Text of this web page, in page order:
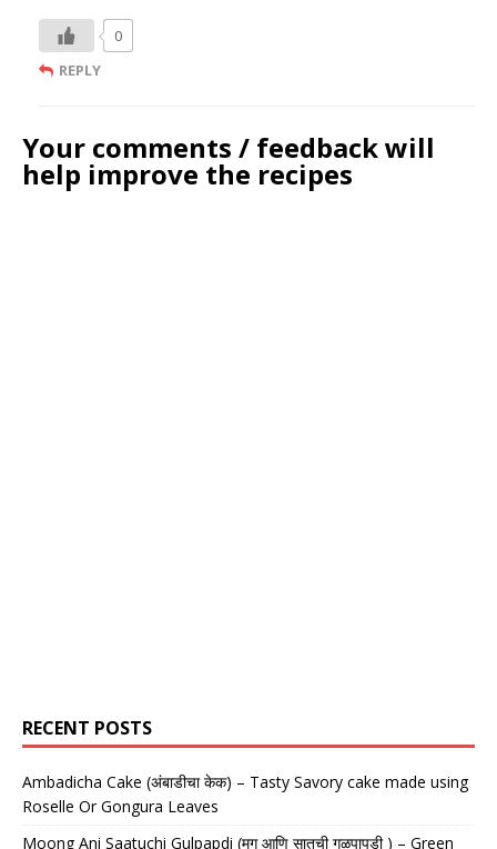
0
REPLY
Your comments / feedback will
help improve the recipes
RECENT POSTS
Ambadicha Cake (अंबाडीचा केक) – Tasty Savory cake made using
Roselle Or Gongura Leaves
Moong Ani Saatuchi Gulpapdi (मूग आणि सातूची गुळपापडी ) – Green